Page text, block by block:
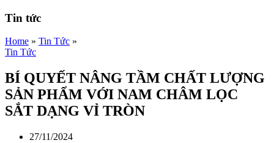
Tin tức
Home » Tin Tức »
Tin Tức
BÍ QUYẾT NÂNG TẦM CHẤT LƯỢNG
SẢN PHẨM VỚI NAM CHÂM LỌC
SẮT DẠNG VỈ TRÒN
27/11/2024